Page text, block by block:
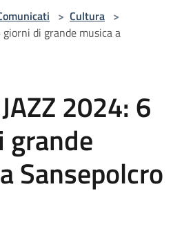
> Cultura >
giorni di grande musica a
2024: 6
grande
Sansepolcro